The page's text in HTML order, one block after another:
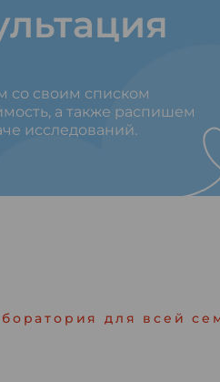
со своим списком
а также распишем
исследований.
для всей